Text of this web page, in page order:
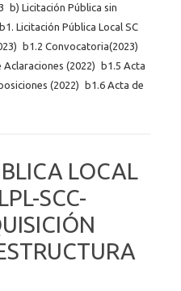
b) Licitación Pública sin
b1. Licitación Pública Local SC
b1.2 Convocatoria(2023)
Aclaraciones (2022) b1.5 Acta
(2022) b1.6 Acta de
LOCAL
SCC-